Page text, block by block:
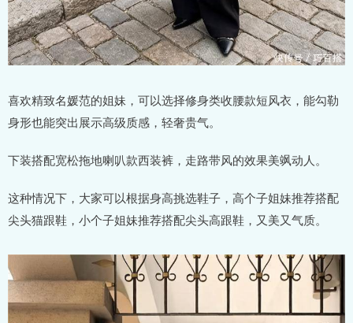
喜欢精致名媛范的姐妹，可以选择修身类收腰款短风衣，能勾勒
身形也能突出展示高级质感，轻奢贵气。
下装搭配宽松拖地喇叭款西装裤，走路带风的效果美飒动人。
这种情况下，大家可以根据身高挑选鞋子，高个子姐妹推荐搭配
尖头猫跟鞋，小个子姐妹推荐搭配尖头高跟鞋，又美又气质。